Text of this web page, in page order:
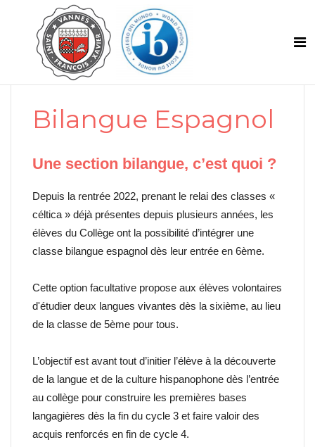
Bilangue Espagnol
Une section bilangue, c’est quoi ?
Depuis la rentrée 2022, prenant le relai des classes «
céltica » déjà présentes depuis plusieurs années, les
élèves du Collège ont la possibilité d’intégrer une
classe bilangue espagnol dès leur entrée en 6ème.
Cette option facultative propose aux élèves volontaires
d'étudier deux langues vivantes dès la sixième, au lieu
de la classe de 5ème pour tous.
L’objectif est avant tout d’initier l’élève à la découverte
de la langue et de la culture hispanophone dès l’entrée
au collège pour construire les premières bases
langagières dès la fin du cycle 3 et faire valoir des
acquis renforcés en fin de cycle 4.